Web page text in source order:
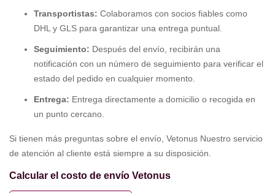
Transportistas: Colaboramos con socios fiables como
DHL y GLS para garantizar una entrega puntual.
Seguimiento: Después del envío, recibirán una
notificación con un número de seguimiento para verificar el
estado del pedido en cualquier momento.
Entrega: Entrega directamente a domicilio o recogida en
un punto cercano.
Si tienen más preguntas sobre el envío, Vetonus Nuestro servicio
de atención al cliente está siempre a su disposición.
Calcular el costo de envío Vetonus